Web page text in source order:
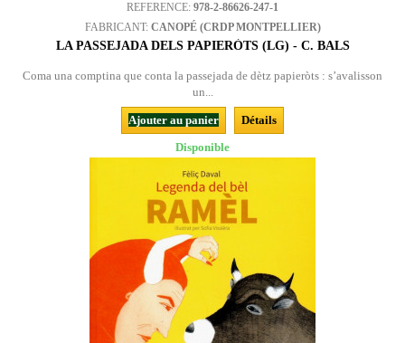
REFERENCE: 978-2-86626-247-1
FABRICANT: CANOPÉ (CRDP MONTPELLIER)
LA PASSEJADA DELS PAPIERÒTS (LG) - C. BALS
Coma una comptina que conta la passejada de dètz papieròts : s’avalisson
un...
Ajouter au panier
Détails
Disponible